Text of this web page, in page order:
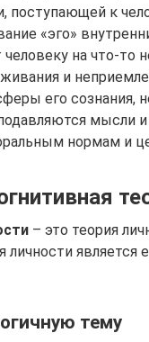
поступающей к
«эго»
на что-то
и
его сознания,
мысли
нормам и
– это теория
является
тему